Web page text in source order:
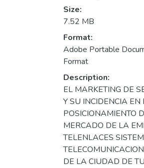
Size:
7.52 MB
Format:
Adobe Portable
Format
Description:
EL MARKETING DE
Y SU INCIDENCIA EN
POSICIONAMIENTO
MERCADO DE LA
TELENLACES
DE LA CIUDAD DE